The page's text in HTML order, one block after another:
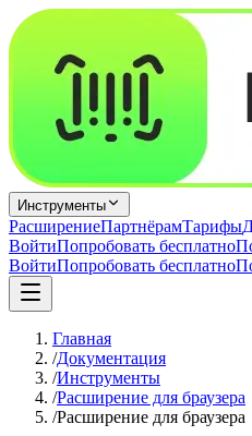
Инструменты
РасширениеПартнёрамТарифы
ВойтиПопробовать бесплатно
ВойтиПопробовать бесплатно
Главная
/Документация
/Инструменты
/Расширение для браузера
/Расширение для браузера